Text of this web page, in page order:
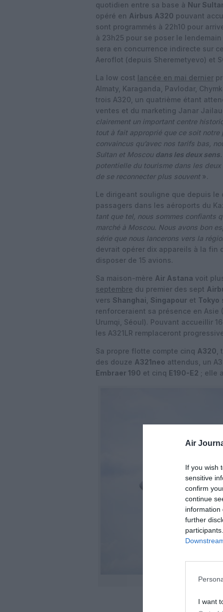
Air
If you wish
sensitive
confirm
continue
information
further
I want
quotidien entre sa base à Nur
opéré en Airbus A320 pouvant
sont programmés à 22h10 pour
à 23h25 pour se poser le
sera en concurrence indirecte sur
Aeroflot (depuis Sheremetyevo) et
La low cost lancée en mai dernier
Almaty, Karaganda, Pavlodar,
trois A320, un quatrième étant
ventes et du marketing Janar
clairement un important centre
tout à fait approprié que ce soit notre
convaincus qu’avec nos tarifs bas,
Sultan et Moscou dans les deux sens
potentielle du tourisme dans les
de se reconnecter plus souvent ».
Le dirigeant souligne que depuis
passagers dans les aéroports du
tant que tel, nous sommes confiants
marché à Moscou. Nous avons bon
série que nous lancerons vers la
devrait opérer dix appareils à la fin
disposer de 15 avions.
Sa maison-mère Air Astana voit
septembre du premier des sept
vers Shanghai Singapour et Tokyo
renforceraient sa présence en Asie
Urumqi, Séoul). Pouvant accueillir
les A321LR remplaceront
Sa propre flotte compte cinq A320
des douze A321neo attendus, un
Embraer 190 et cinq E190-E2 ; elle